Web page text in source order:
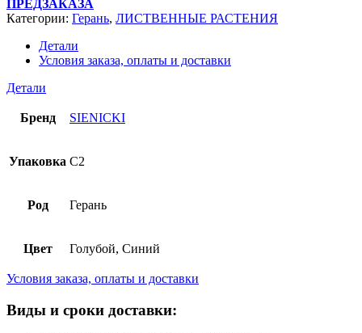
ПРЕДЗАКАЗА
Категории: Герань, ЛИСТВЕННЫЕ РАСТЕНИЯ
Детали
Условия заказа, оплаты и доставки
Детали
Бренд SIENICKI
Упаковка C2
Род Герань
Цвет Голубой, Синий
Условия заказа, оплаты и доставки
Виды и сроки доставки: